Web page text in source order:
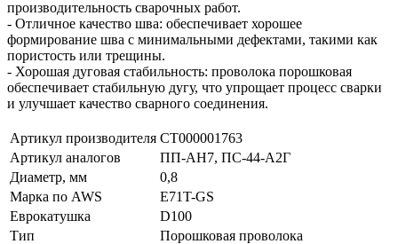
производительность сварочных работ.
- Отличное качество шва: обеспечивает хорошее
формирование шва с минимальными дефектами, такими как
пористость или трещины.
- Хорошая дуговая стабильность: проволока порошковая
обеспечивает стабильную дугу, что упрощает процесс сварки
и улучшает качество сварного соединения.
Артикул производителя СТ000001763
Артикул аналогов
ПП-АН7, ПС-44-А2Г
Диаметр, мм
0,8
Марка по AWS
E71T-GS
Еврокатушка
D100
Тип
Порошковая проволока